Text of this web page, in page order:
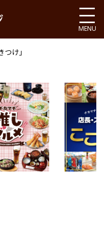
チカマチラウンジ
MENU